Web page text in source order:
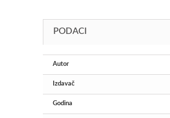
PODACI
Autor
Izdavač
Godina